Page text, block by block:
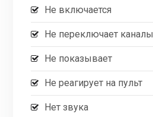
Не включается
Не переключает каналы
Не показывает
Не реагирует на пульт
Нет звука